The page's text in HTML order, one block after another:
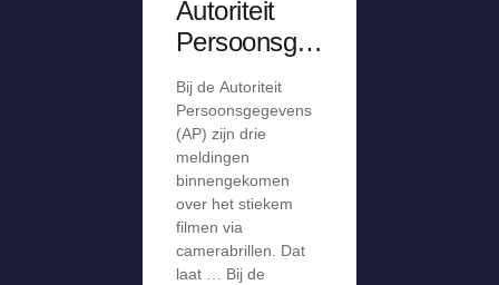
Autoriteit
Persoonsge
meldingen
over stiekem
filmen via
camerabril
Bij de Autoriteit
Persoonsgegevens
(AP) zijn drie
meldingen
binnengekomen
over het stiekem
filmen via
camerabrillen. Dat
laat … Bij de